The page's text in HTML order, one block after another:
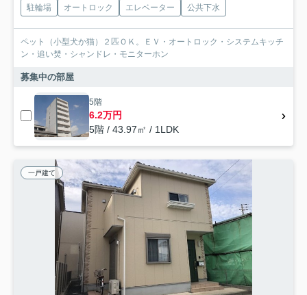
駐輪場 オートロック エレベーター 公共下水
ペット（小型犬か猫）２匹ＯＫ。ＥＶ・オートロック・システムキッチ
ン・追い焚・シャンドレ・モニターホン
募集中の部屋
5階
6.2万円
5階 / 43.97㎡ / 1LDK
一戸建て